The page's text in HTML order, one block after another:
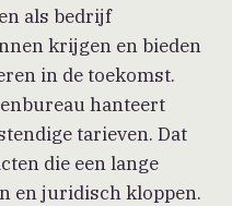
als bedrijf
krijgen en bieden
in de toekomst.
hanteert
tarieven. Dat
die een lange
en juridisch kloppen.